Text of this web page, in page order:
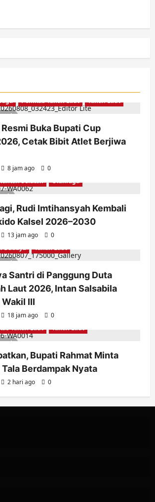
Pemkab Tanah Laut Tanah Laut
Buka Bupati Cup
Cetak Bibit Atlet Berjiwa
8 jam ago 0
Selatan Olahraga
Rudi Imtihansyah Kembali
Kalsel 2026–2030
13 jam ago 0
Budaya Tanah Laut
Santri di Panggung Duta
Laut 2026, Intan Salsabila
III
18 jam ago 0
Tanah Laut Tanah Laut
Bupati Rahmat Minta
Tala Berdampak Nyata
2 hari ago 0